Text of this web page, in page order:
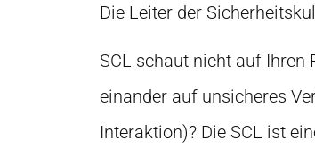
Die Leiter der
SCL schaut nicht auf Ihren
einander auf unsicheres
Interaktion)? Die SCL ist